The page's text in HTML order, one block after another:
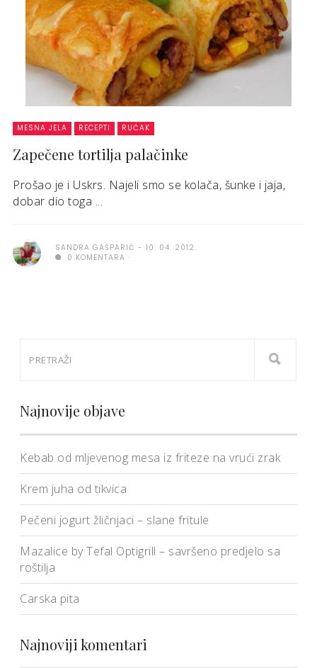
MESNA JELA RECEPTI RUČAK
Zapečene tortilja palačinke
Prošao je i Uskrs. Najeli smo se kolača, šunke i jaja,
dobar dio toga ...
SANDRA GAŠPARIĆ
10. 04. 2012.
0 KOMENTARA
Najnovije objave
Kebab od mljevenog mesa iz friteze na vrući zrak
Krem juha od tikvica
Pečeni jogurt žličnjaci – slane fritule
Mazalice by Tefal Optigrill – savršeno predjelo sa
roštilja
Carska pita
Najnoviji komentari